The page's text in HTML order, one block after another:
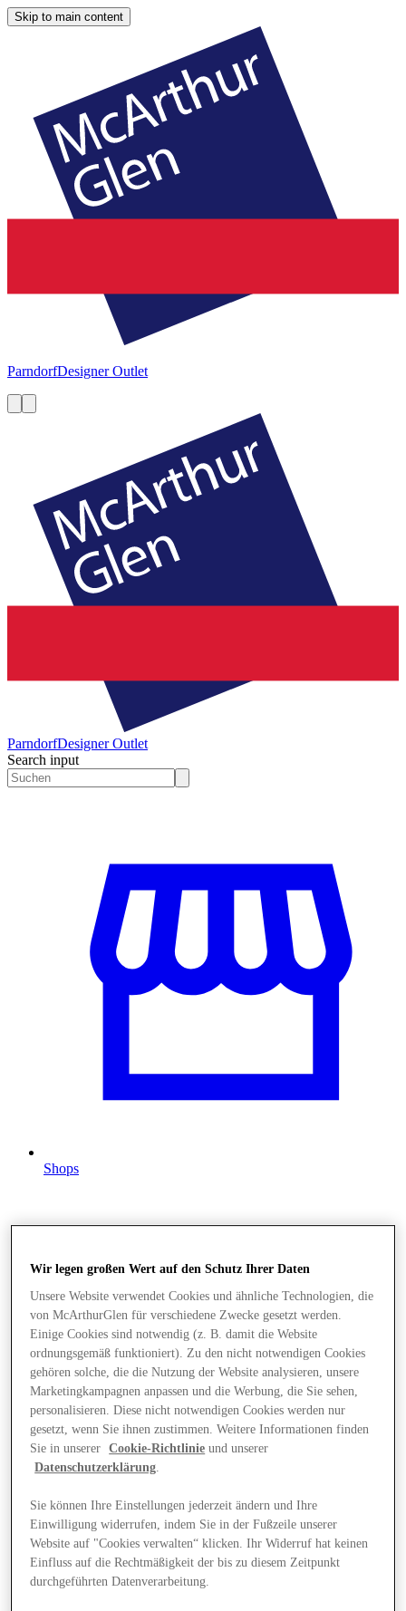
Skip to main content
ParndorfDesigner Outlet
ParndorfDesigner Outlet
Search input
Shops
Angebote
Wir legen großen Wert auf den Schutz Ihrer Daten
Unsere Website verwendet Cookies und ähnliche Technologien, die
von McArthurGlen für verschiedene Zwecke gesetzt werden.
Einige Cookies sind notwendig (z. B. damit die Website
ordnungsgemäß funktioniert). Zu den nicht notwendigen Cookies
gehören solche, die die Nutzung der Website analysieren, unsere
Marketingkampagnen anpassen und die Werbung, die Sie sehen,
personalisieren. Diese nicht notwendigen Cookies werden nur
gesetzt, wenn Sie ihnen zustimmen. Weitere Informationen finden
Sie in unserer
Cookie-Richtlinie und unserer
Datenschutzerklärung.
Sie können Ihre Einstellungen jederzeit ändern und Ihre
Einwilligung widerrufen, indem Sie in der Fußzeile unserer
Website auf "Cookies verwalten“ klicken. Ihr Widerruf hat keinen
Einfluss auf die Rechtmäßigkeit der bis zu diesem Zeitpunkt
durchgeführten Datenverarbeitung.